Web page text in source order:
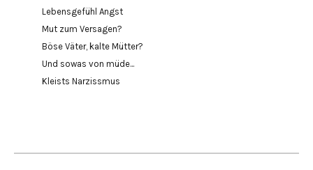
Lebensgefühl Angst
Mut zum Versagen?
Böse Väter, kalte Mütter?
Und sowas von müde...
Kleists Narzissmus